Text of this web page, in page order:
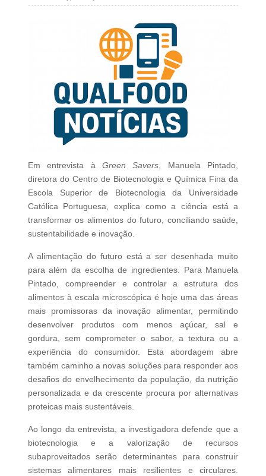
Em entrevista à Green Savers , Manuela Pintado,
diretora do Centro de Biotecnologia e Química Fina da
Escola Superior de Biotecnologia da Universidade
Católica Portuguesa, explica como a ciência está a
transformar os alimentos do futuro, conciliando saúde,
sustentabilidade e inovação.
A alimentação do futuro está a ser desenhada muito
para além da escolha de ingredientes. Para Manuela
Pintado, compreender e controlar a estrutura dos
alimentos à escala microscópica é hoje uma das áreas
mais promissoras da inovação alimentar, permitindo
desenvolver produtos com menos açúcar, sal e
gordura, sem comprometer o sabor, a textura ou a
experiência do consumidor. Esta abordagem abre
também caminho a novas soluções para responder aos
desafios do envelhecimento da população, da nutrição
personalizada e da crescente procura por alternativas
proteicas mais sustentáveis.
Ao longo da entrevista, a investigadora defende que a
biotecnologia e a valorização de recursos
subaproveitados serão determinantes para construir
sistemas alimentares mais resilientes e circulares.